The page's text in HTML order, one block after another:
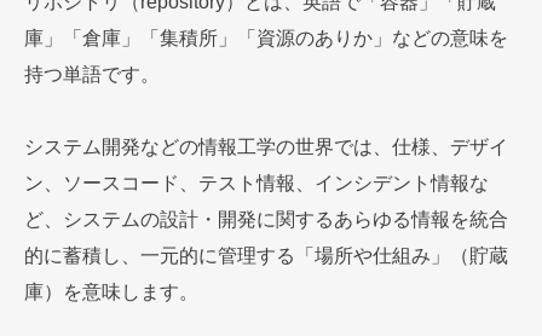
庫」「倉庫」「集積所」「資源のありか」などの意味を
持つ単語です。
システム開発などの情報工学の世界では、仕様、デザイ
ン、ソースコード、テスト情報、インシデント情報な
ど、システムの設計・開発に関するあらゆる情報を統合
的に蓄積し、一元的に管理する「場所や仕組み」（貯蔵
庫）を意味します。